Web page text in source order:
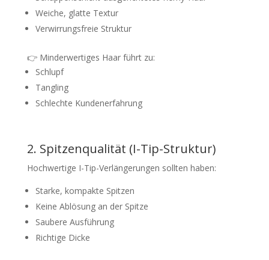
Weiche, glatte Textur
Verwirrungsfreie Struktur
👉 Minderwertiges Haar führt zu:
Schlupf
Tangling
Schlechte Kundenerfahrung
2. Spitzenqualität (I-Tip-Struktur)
Hochwertige I-Tip-Verlängerungen sollten haben:
Starke, kompakte Spitzen
Keine Ablösung an der Spitze
Saubere Ausführung
Richtige Dicke